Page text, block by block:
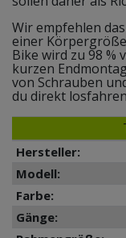
Wir empfehlen
einer Körpergröße
Bike wird zu 98
kurzen
von Schrauben
du direkt
Hersteller:
Modell:
Farbe:
Gänge: